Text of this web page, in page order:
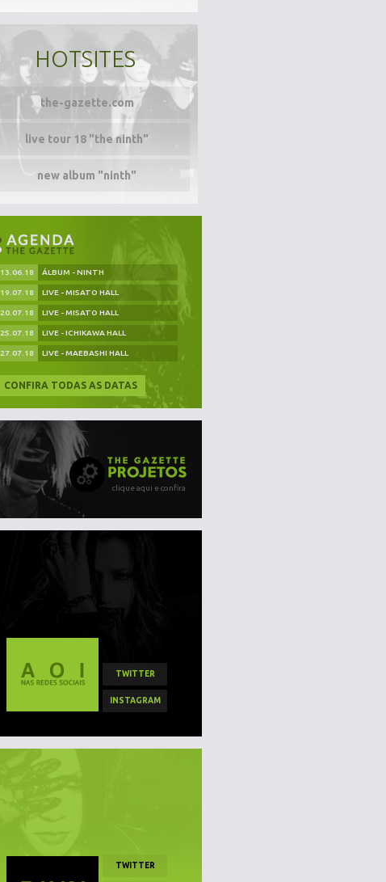
HOTSITES
the-gazette.com
live tour 18 "the ninth"
new album "ninth"
13.06.18 ÁLBUM - NINTH
19.07.18 LIVE - MISATO HALL
20.07.18 LIVE - MISATO HALL
25.07.18 LIVE - ICHIKAWA HALL
27.07.18 LIVE - MAEBASHI HALL
CONFIRA TODAS AS DATAS
clique aqui e confira
TWITTER
INSTAGRAM
TWITTER